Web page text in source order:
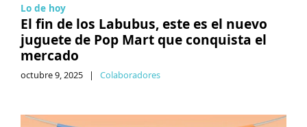
Lo de hoy
El fin de los Labubus, este es el nuevo
juguete de Pop Mart que conquista el
mercado
octubre 9, 2025 | Colaboradores